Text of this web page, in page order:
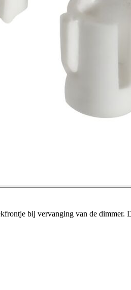
bij vervanging van de dimmer.